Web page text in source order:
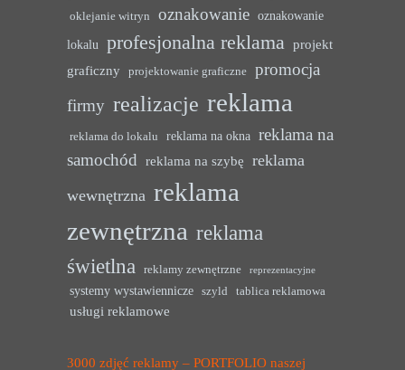
oklejanie witryn oznakowanie oznakowanie
lokalu profesjonalna reklama projekt
graficzny
projektowanie graficzne
promocja
firmy realizacje reklama
reklama do lokalu reklama na okna reklama na
samochód reklama na szybę reklama
wewnętrzna reklama
zewnętrzna reklama
świetlna
reklamy zewnętrzne reprezentacyjne
systemy wystawiennicze szyld tablica reklamowa
usługi reklamowe
3000 zdjęć reklamy – PORTFOLIO naszej